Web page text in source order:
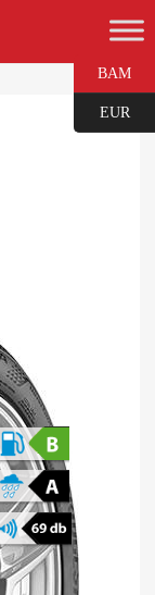
BAM
EUR